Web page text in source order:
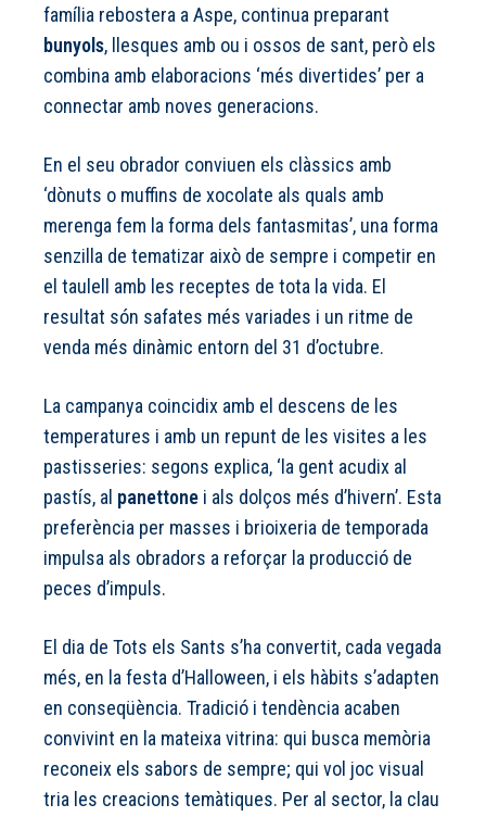
família rebostera a Aspe, continua preparant
bunyols, llesques amb ou i ossos de sant, però els
combina amb elaboracions ‘més divertides’ per a
connectar amb noves generacions.
En el seu obrador conviuen els clàssics amb
‘dònuts o muffins de xocolate als quals amb
merenga fem la forma dels fantasmitas’, una forma
senzilla de tematizar això de sempre i competir en
el taulell amb les receptes de tota la vida. El
resultat són safates més variades i un ritme de
venda més dinàmic entorn del 31 d’octubre.
La campanya coincidix amb el descens de les
temperatures i amb un repunt de les visites a les
pastisseries: segons explica, ‘la gent acudix al
pastís, al panettone i als dolços més d’hivern’. Esta
preferència per masses i brioixeria de temporada
impulsa als obradors a reforçar la producció de
peces d’impuls.
El dia de Tots els Sants s’ha convertit, cada vegada
més, en la festa d’Halloween, i els hàbits s’adapten
en conseqüència. Tradició i tendència acaben
convivint en la mateixa vitrina: qui busca memòria
reconeix els sabors de sempre; qui vol joc visual
tria les creacions temàtiques. Per al sector, la clau